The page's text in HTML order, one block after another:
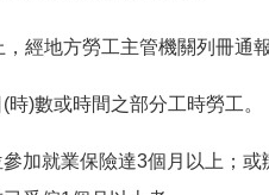
經地方勞工主管機關列冊通報
)數或時間之部分工時勞工。
加就業保險達3個月以上；或